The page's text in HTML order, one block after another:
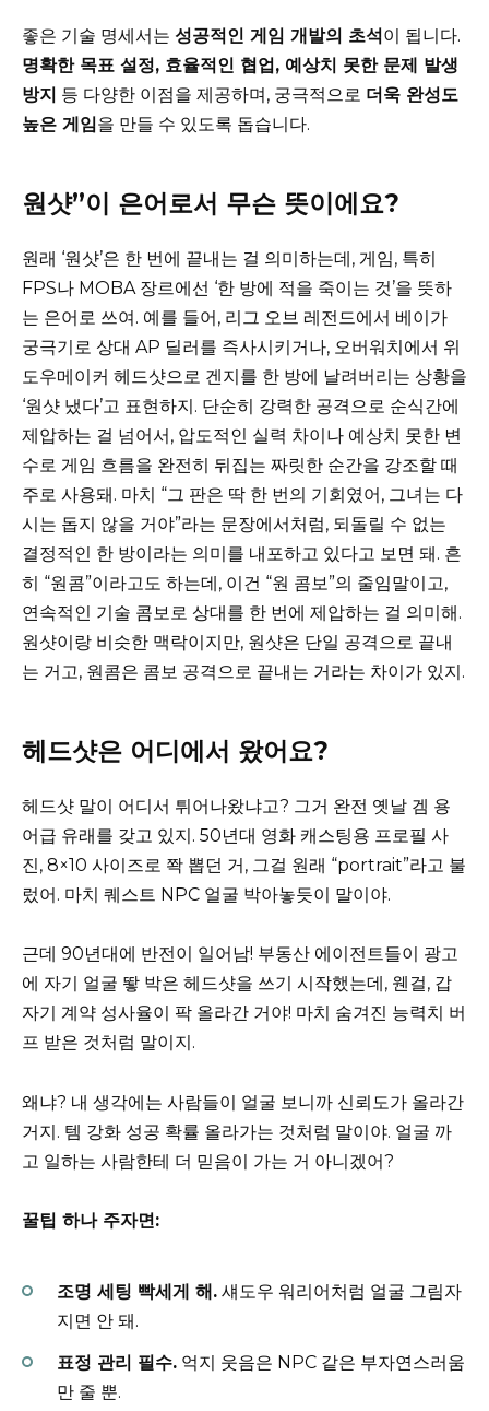
좋은 기술 명세서는 성공적인 게임 개발의 초석 이 됩니다.
명확한 목표 설정, 효율적인 협업, 예상치 못한 문제 발생
방지 등 다양한 이점을 제공하며, 궁극적으로 더욱 완성도
높은 게임을 만들 수 있도록 돕습니다.
원샷”이 은어로서 무슨 뜻이에요?
원래 ‘원샷’은 한 번에 끝내는 걸 의미하는데, 게임, 특히
FPS나 MOBA 장르에선 ‘한 방에 적을 죽이는 것’을 뜻하
는 은어로 쓰여. 예를 들어, 리그 오브 레전드에서 베이가
궁극기로 상대 AP 딜러를 즉사시키거나, 오버워치에서 위
도우메이커 헤드샷으로 겐지를 한 방에 날려버리는 상황을
‘원샷 냈다’고 표현하지. 단순히 강력한 공격으로 순식간에
제압하는 걸 넘어서, 압도적인 실력 차이나 예상치 못한 변
수로 게임 흐름을 완전히 뒤집는 짜릿한 순간을 강조할 때
주로 사용돼. 마치 “그 판은 딱 한 번의 기회였어, 그녀는 다
시는 돕지 않을 거야”라는 문장에서처럼, 되돌릴 수 없는
결정적인 한 방이라는 의미를 내포하고 있다고 보면 돼. 흔
히 “원콤”이라고도 하는데, 이건 “원 콤보”의 줄임말이고,
연속적인 기술 콤보로 상대를 한 번에 제압하는 걸 의미해.
원샷이랑 비슷한 맥락이지만, 원샷은 단일 공격으로 끝내
는 거고, 원콤은 콤보 공격으로 끝내는 거라는 차이가 있지.
헤드샷은 어디에서 왔어요?
헤드샷 말이 어디서 튀어나왔냐고? 그거 완전 옛날 겜 용
어급 유래를 갖고 있지. 50년대 영화 캐스팅용 프로필 사
진, 8×10 사이즈로 쫙 뽑던 거, 그걸 원래 “portrait”라고 불
렀어. 마치 퀘스트 NPC 얼굴 박아놓듯이 말이야.
근데 90년대에 반전이 일어남! 부동산 에이전트들이 광고
에 자기 얼굴 뙇 박은 헤드샷을 쓰기 시작했는데, 웬걸, 갑
자기 계약 성사율이 팍 올라간 거야! 마치 숨겨진 능력치 버
프 받은 것처럼 말이지.
왜냐? 내 생각에는 사람들이 얼굴 보니까 신뢰도가 올라간
거지. 템 강화 성공 확률 올라가는 것처럼 말이야. 얼굴 까
고 일하는 사람한테 더 믿음이 가는 거 아니겠어?
꿀팁 하나 주자면:
조명 세팅 빡세게 해. 섀도우 워리어처럼 얼굴 그림자
지면 안 돼.
표정 관리 필수. 억지 웃음은 NPC 같은 부자연스러움
만 줄 뿐.